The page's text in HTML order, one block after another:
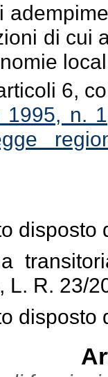
di cui
6,
1995, n. 1
disposto
L. R. 23/
disposto